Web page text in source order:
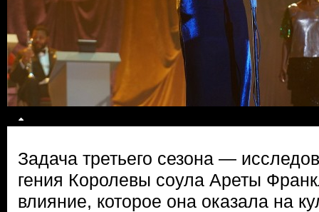
Задача третьего сезона —
гения Королевы соула Ареты
влияние, которое она оказала на